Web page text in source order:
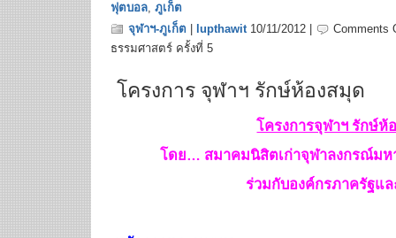
ฟุตบอล, ภูเก็ต
จุฬาฯ-ภูเก็ต
lupthawit10/11/2012 |
Comments
ธรรมศาสตร์ ครั้งที่ 5
โครงการ จุฬาฯ รักษ์ห้องสมุด
โครงการจุฬาฯ รักษ์ห้
โดย… สมาคมนิสิตเก่าจุฬาลงกรณ์มห
ร่วมกับองค์กรภาครัฐแล